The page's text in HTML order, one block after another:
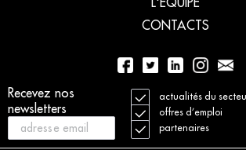
Recevez nos
newsletters
actualités du
offres d’emploi
partenaires
CONTACTS
01 56 77 04 00
© 2021 La Lettre du Musicien. Tous